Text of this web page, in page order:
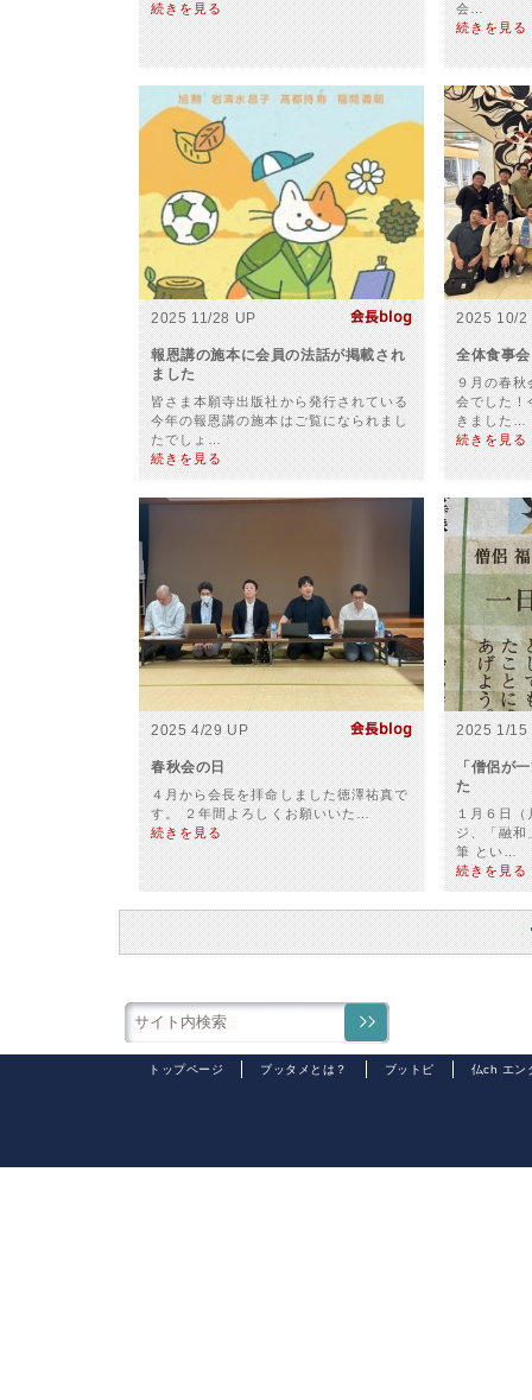
続きを見る
会…
続きを見る
2025 11/28 UP
報恩講の施本に会員の法話が掲載され
ました
皆さま本願寺出版社から発行されている
今年の報恩講の施本はご覧になられまし
たでしょ…
続きを見る
2025 10/2
全体食事
９月の春秋
会でした！
きました…
続きを見る
2025 4/29 UP
春秋会の日
４月から会長を拝命しました徳澤祐真で
す。 ２年間よろしくお願いいた…
続きを見る
2025 1/15
「僧侶が
た
１月６日（
ジ、「融和
筆 とい…
続きを見る
トップページ ブッタメとは？ ブットピ 仏ch エン